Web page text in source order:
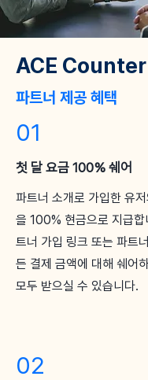
ACE Counter
파트너 제공 혜택
01
첫 달 요금 100% 쉐어
파트너 소개로 가입한 유
을 100% 현금으로 지급합
트너 가입 링크 또는 파트
든 결제 금액에 대해 쉐어
모두 받으실 수 있습니다.
02